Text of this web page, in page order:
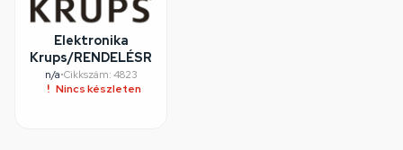
Elektronika
Krups/RENDELÉSRE
n/a•Cikkszám: 4823
Nincs készleten